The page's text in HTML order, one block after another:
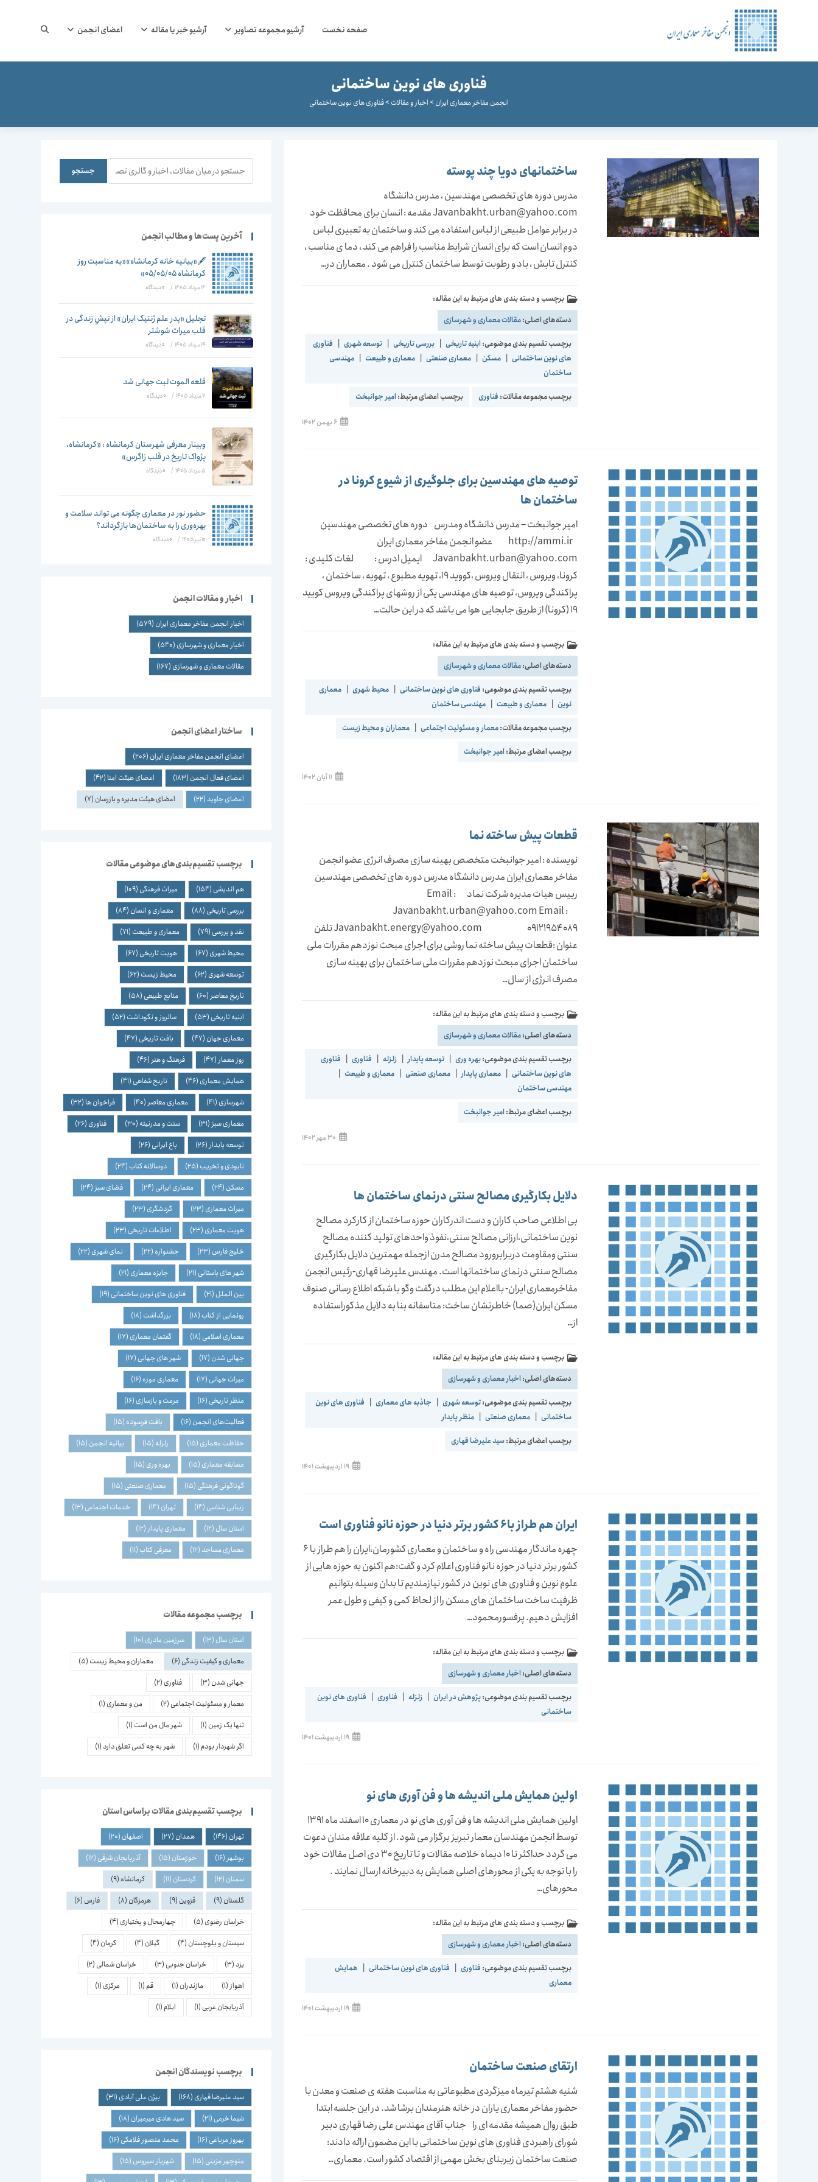
صفحه نخست آرشیو مجموعه تصاویر آرشیو خبر یا مقاله اعضای انجمن جستجوی
فناوری های نوین ساختمانی
انجمن مفاخر معماری ایران >اخبار و مقالات >فناوری های نوین ساختمانی
ساختمانهای دویا چند پوسته
مدرس دوره های تخصصی مهندسین ، مدرس دانشگاه
Javanbakht.urban@yahoo.com مقدمه : انسان برای محافظت خود
در برابر عوامل طبیعی از لباس استفاده می کند و ساختمان به تعبیری لباس
دوم انسان است که برای انسان شرایط مناسب را فراهم می کند ، دما ی مناسب ،
کنترل تابش ، باد و رطوبت توسط ساختمان کنترل می شود . معماران در…
برچسب و دسته بندی های مرتبط به این مقاله:
دسته‌های اصلی:مقالات معماری و شهرسازی
برچسب تقسیم بندی موضوعی: ابنیه تاریخی بررسی تاریخی توسعه شهری
فناوری
های نوین ساختمانی
مسکن معماری صنعتی معماری و طبیعت
مهندسی
ساختمان
برچسب مجموعه مقالات: فناوری برچسب اعضای مرتبط: امیر جوانبخت
نوشته
منتشر
6 بهمن 1402
توصیه های مهندسین برای جلوگیری از شیوع کرونا در
ساختمان ها
امیر جوانبخت – مدرس دانشگاه ومدرس دوره های تخصصی مهندسین
http://ammi.ir عضو انجمن مفاخر معماری ایران
Javanbakht.urban@yahoo.com ایمیل ادرس : لغات کلیدی :
کرونا، ویروس ، انتقال ویروس ،کووید 19، تهویه مطبوع ، تهویه ، ساختمان ،
پراکندگی ویروس، توصیه های مهندسی یکی از روشهای پراکندگی ویروس کویید
19 (کرونا) از طریق جابجایی هوا می باشد که در این حالت…
برچسب و دسته بندی های مرتبط به این مقاله:
دسته‌های اصلی:مقالات معماری و شهرسازی
برچسب تقسیم بندی موضوعی: فناوری های نوین ساختمانی محیط شهری
معماری
نوین
معماری و طبیعت مهندسی ساختمان
برچسب مجموعه مقالات:معمار و مسئولیت اجتماعی معماران و محیط زیست
برچسب اعضای مرتبط: امیر جوانبخت
نوشته
منتشر
11 آبان 1402
قطعات پیش ساخته نما
نویسنده : امیر جوانبخت متخصص بهینه سازی مصرف انرژی عضو انجمن
مفاخر معماری ایران مدرس دانشگاه مدرس دوره های تخصصی مهندسین
رییس هیات مدیره شرکت نماد Email :
Javanbakht.urban@yahoo.com Email :
Javanbakht.energy@yahoo.com 09121954089 تلفن
عنوان :قطعات پیش ساخته نما روشی برای اجرای مبحث نوزدهم مقررات ملی
ساختمان اجرای مبحث نوزدهم مقررات ملی ساختمان برای بهینه سازی
مصرف انرژی از سال…
برچسب و دسته بندی های مرتبط به این مقاله:
دسته‌های اصلی:مقالات معماری و شهرسازی
برچسب تقسیم بندی موضوعی:بهره وری توسعه پایدار زلزله فناوری
فناوری
های نوین ساختمانی
معماری پایدار معماری صنعتی معماری و طبیعت
مهندسی ساختمان
برچسب اعضای مرتبط: امیر جوانبخت
نوشته
منتشر
30 مهر 1402
دلایل بکارگیری مصالح سنتی درنمای ساختمان ها
بی اطلاعی صاحب کاران و دست اندرکاران حوزه ساختمان از کارکرد مصالح
نوین ساختمانی،ارزانی مصالح سنتی،نفوذ واحدهای تولید کننده مصالح
سنتی ومقاومت دربرابرورود مصالح مدرن ازجمله مهمترین دلایل بکارگیری
مصالح سنتی درنمای ساختمانها است. مهندس علیرضا قهاری-رئیس انجمن
مفاخرمعماری ایران- بااعلام این مطلب درگفت وگو با شبکه اطلاع رسانی صنوف
مسکن ایران(صما) خاطرنشان ساخت: متاسفانه بنا به دلایل مذکوراستفاده
از…
برچسب و دسته بندی های مرتبط به این مقاله:
دسته‌های اصلی: اخبار معماری و شهرسازی
برچسب تقسیم بندی موضوعی:توسعه شهری جاذبه های معماری
فناوری های نوین
ساختمانی
معماری صنعتی منظر پایدار
برچسب اعضای مرتبط:سید علیرضا قهاری
نوشته
منتشر
19 اردیبهشت 1401
ایران هم طراز با6 کشور برتر دنیا در حوزه نانو فناوری است
چهره ماندگار مهندسی راه و ساختمان و معماری کشورمان،ایران را هم طراز با 6
کشور برتر دنیا در حوزه نانو فناوری اعلام کرد و گفت:هم اکنون به حوزه هایی از
علوم نوین و فناوری های نوین در کشور نیازمندیم تا بدان وسیله بتوانیم
ظرفیت ساخت ساختمان های مسکن را از لحاظ کمی و کیفی و طول عمر
افزایش دهیم. پرفسورمحمود…
برچسب و دسته بندی های مرتبط به این مقاله:
دسته‌های اصلی: اخبار معماری و شهرسازی
برچسب تقسیم بندی موضوعی:پژوهش در ایران زلزله فناوری
فناوری های نوین
ساختمانی
نوشته
منتشر
19 اردیبهشت 1401
اولین همایش ملی اندیشه ها و فن آوری های نو
اولین همایش ملی اندیشه ها و فن آوری های نو در معماری 10 اسفند ماه 1391
توسط انجمن مهندسان معمار تبریز برگزار می شود. از کلیه علاقه مندان دعوت
می گردد حداکثر تا 10 دیماه خلاصه مقالات و تا تاریخ 30 دی اصل مقالات خود
را با توجه به یکی از محورهای اصلی همایش به دبیرخانه ارسال نمایند .
محورهای…
برچسب و دسته بندی های مرتبط به این مقاله:
دسته‌های اصلی: اخبار معماری و شهرسازی
برچسب تقسیم بندی موضوعی: فناوری فناوری های نوین ساختمانی
همایش
معماری
نوشته
منتشر
19 اردیبهشت 1401
ارتقای صنعت ساختمان
شنیه هشتم تیرماه میزگردی مطبوعاتی به مناسبت هفته ی صنعت و معدن با
حضور مفاخر معماری یاران در خانه هنرمندان برشا شد. در این جلسه ابتدا
طبق روال همیشه مقدمه ای را جناب آقای مهندس علی رضا قهاری دبیر
شورای راهبردی فناوری های نوین ساختمانی با این مضمون ارائه دادند:
صنعت ساختمان زیربنای بخش مهمی از اقتصاد کشور است. معماری…
جستجو جستجو
آخرین پست‌ها و مطالب انجمن
🖋️«بیانیه خانه کرمانشاه»«به مناسبت روز
کرمانشاه ۰۵/۰۵/۰۵»
14 مرداد 1405 / ۰ دیدگاه
تجلیل «پدر علم ژنتیک ایران» از تپشِ زندگی در
قلب میراث شوشتر
14 مرداد 1405 / ۰ دیدگاه
قلعه الموت ثبت جهانی شد
7 مرداد 1405 / ۰ دیدگاه
وبینار معرفی شهرستان کرمانشاه : «کرمانشاه،
پژواک تاریخ در قلب زاگرس»
5 مرداد 1405 / ۰ دیدگاه
حضور نور در معماری چگونه می تواند سلامت و
بهره‌وری را به ساختمان‌ها بازگرداند؟
10 تیر 1405 / ۰ دیدگاه
اخبار و مقالات انجمن
اخبار انجمن مفاخر معماری ایران (579)
اخبار معماری و شهرسازی (540)
مقالات معماری و شهرسازی (167)
ساختار اعضای انجمن
اعضای انجمن مفاخر معماری ایران (206)
اعضای فعال انجمن (183) اعضای هیئت امنا(42)
اعضای جاوید(22) اعضای هیئت مدیره و بازرسان (7)
برچسب تقسیم‌بندی‌های موضوعی مقالات
هم اندیشی (154) میراث فرهنگی (109)
بررسی تاریخی (88) معماری و انسان (84)
نقد و بررسی (79) معماری و طبیعت (71)
محیط شهری (67) هویت تاریخی (67)
توسعه شهری (62) محیط زیست (62)
تاریخ معاصر (60) منابع طبیعی (58)
ابنیه تاریخی (53) سالروز و نکوداشت (52)
معماری جهان (47) بافت تاریخی (47)
روز معمار (47) فرهنگ و هنر (46)
همایش معماری (46) تاریخ شفاهی (41)
شهرسازی (41) معماری معاصر (40) فراخوان ها(32)
معماری سبز (31) سنت و مدرنیته (30) فناوری (26)
توسعه پایدار (26) باغ ایرانی (26)
نابودی و تخریب (25) دوسالانه کتاب (24)
مسکن (24) معماری ایرانی (24) فضای سبز (24)
میراث معماری (23) گردشگری (23)
هویت معماری (23) اطلاعات تاریخی (23)
خلیج فارس (23) جشنواره (22) نمای شهری (22)
شهر های باستانی (21) جایزه معماری (21)
بین الملل (21) فناوری های نوین ساختمانی (19)
رونمایی از کتاب (18) بزرگداشت (18)
معماری اسلامی (18) گفتمان معماری (17)
جهانی شدن (17) شهر های جهانی (17)
میراث جهانی (17) معماری موزه (16)
منظر تاریخی (16) مرمت و بازسازی (16)
فعالیت‌های انجمن (16) بافت فرسوده (15)
حفاظت معماری (15) زلزله (15) بیانیه انجمن (15)
مسابقه معماری (15) بهره وری (15)
گوناگونی فرهنگی (15) معماری صنعتی (15)
زیبایی شناسی (14) تهران (14) خدمات اجتماعی (13)
استان سال (12) معماری پایدار (12)
معماری مساجد(12) معرفی کتاب (11)
برچسب مجموعه مقالات
استان سال (13) سرزمین مادری (10)
معماری و کیفیت زندگی (6) معماران و محیط زیست (5)
جهانی شدن (3) فناوری (2)
معمار و مسئولیت اجتماعی (2) من و معماری (1)
تنها یک زمین (1) شهر مال من است (1)
اگر شهردار بودم (1) شهر به چه کسی تعلق دارد(1)
برچسب تقسیم‌بندی مقالات براساس استان
تهران (146) همدان (27) اصفهان (20)
بوشهر (16) خوزستان (15) آذربایجان شرقی (12)
سمنان (12) کردستان (11) کرمانشاه (9)
گلستان (9) قزوین (9) هرمزگان (8) فارس (6)
خراسان رضوی (5) چهارمحال و بختیاری (4)
سیستان و بلوچستان (4) گیلان (4) کرمان (4)
یزد(3) خراسان جنوبی (3) خراسان شمالی (2)
اهواز (1) مازندران (1) قم (1) مرکزی (1)
آذربایجان غربی (1) ایلام (1)
برچسب نویسندگان انجمن
سید علیرضا قهاری (168) بیژن علی آبادی (31)
شیما خرمی (21) سید هادی میرمیران (18)
بهروز مرباغی (16) محمد منصور فلامکی (16)
منوچهر مزینی (15) شهریار سیروس (15)